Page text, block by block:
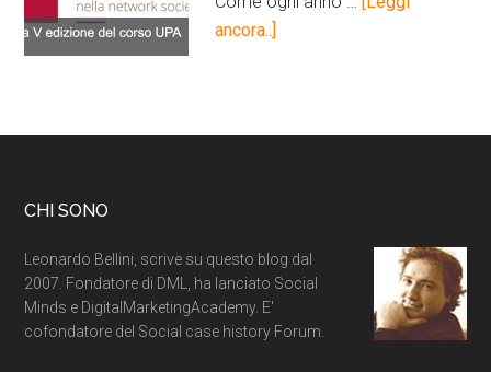
ancora..]
CHI SONO
Leonardo Bellini, scrive su questo blog dal
2007. Fondatore di DML, ha lanciato Social
Minds e DigitalMarketingAcademy. E'
cofondatore del Social case history Forum.